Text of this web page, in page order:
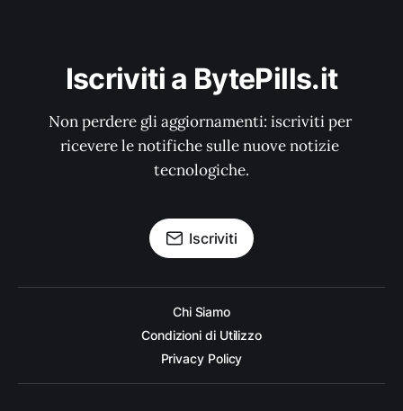
Iscriviti a BytePills.it
Non perdere gli aggiornamenti: iscriviti per
ricevere le notifiche sulle nuove notizie
tecnologiche.
Iscriviti
Chi Siamo
Condizioni di Utilizzo
Privacy Policy